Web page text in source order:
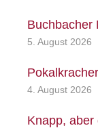
Buchbacher
5. August 2026
4. August 2026
Knapp, aber